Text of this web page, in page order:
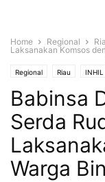
Home Regional
Laksanakan Komsos
Regional Riau INHIL
Babinsa
Serda
Warga